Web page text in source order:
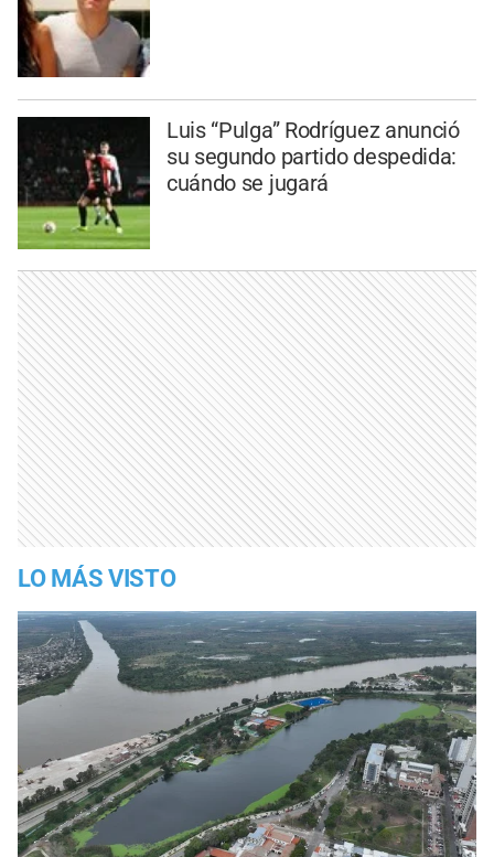
Luis “Pulga” Rodríguez anunció
su segundo partido despedida:
cuándo se jugará
LO MÁS VISTO